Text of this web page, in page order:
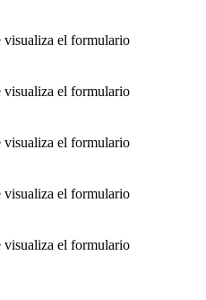
visualiza el formulario
visualiza el formulario
visualiza el formulario
visualiza el formulario
visualiza el formulario